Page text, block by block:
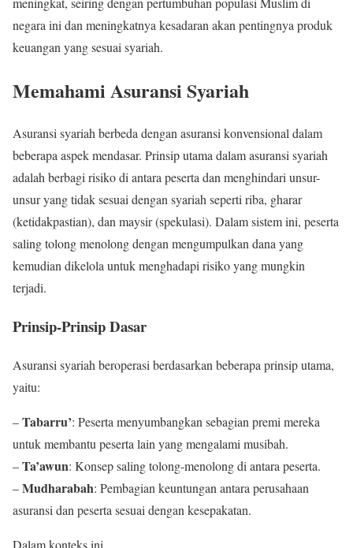
negara ini dan meningkatnya kesadaran akan pentingnya produk
keuangan yang sesuai syariah.
Memahami Asuransi Syariah
Asuransi syariah berbeda dengan asuransi konvensional dalam
beberapa aspek mendasar. Prinsip utama dalam asuransi syariah
adalah berbagi risiko di antara peserta dan menghindari unsur-
unsur yang tidak sesuai dengan syariah seperti riba, gharar
(ketidakpastian), dan maysir (spekulasi). Dalam sistem ini, peserta
saling tolong menolong dengan mengumpulkan dana yang
kemudian dikelola untuk menghadapi risiko yang mungkin
terjadi.
Prinsip-Prinsip Dasar
Asuransi syariah beroperasi berdasarkan beberapa prinsip utama,
yaitu:
–Tabarru’: Peserta menyumbangkan sebagian premi mereka
untuk membantu peserta lain yang mengalami musibah.
–Ta’awun: Konsep saling tolong-menolong di antara peserta.
–Mudharabah: Pembagian keuntungan antara perusahaan
asuransi dan peserta sesuai dengan kesepakatan.
Dalam konteks ini,